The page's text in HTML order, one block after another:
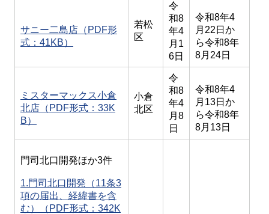
サニー二島店（PDF形
式：41KB）
若松
区
令
和8
年4
月1
6日
令和8年4
月22日か
ら令和8年
8月24日
ミスターマックス小倉
北店（PDF形式：33K
B）
小倉
北区
令
和8
年4
月8
日
令和8年4
月13日か
ら令和8年
8月13日
門司北口開発ほか3件
1.門司北口開発（11条3
項の届出、経緯書を含
む）（PDF形式：342K